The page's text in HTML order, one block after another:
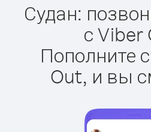
Судан:
с Viber
Пополните
Out, и вы